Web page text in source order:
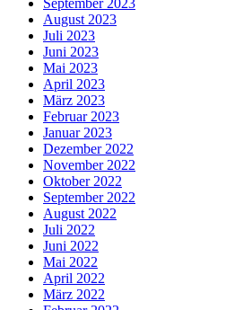
September 2023
August 2023
Juli 2023
Juni 2023
Mai 2023
April 2023
März 2023
Februar 2023
Januar 2023
Dezember 2022
November 2022
Oktober 2022
September 2022
August 2022
Juli 2022
Juni 2022
Mai 2022
April 2022
März 2022